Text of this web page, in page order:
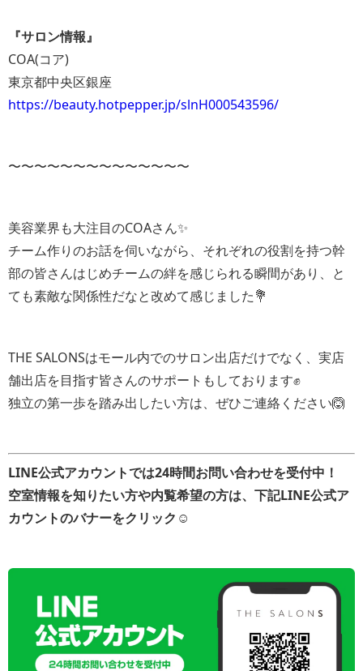
『サロン情報』
COA(コア)
東京都中央区銀座
https://beauty.hotpepper.jp/slnH000543596/
〜〜〜〜〜〜〜〜〜〜〜〜〜〜
美容業界も大注目のCOAさん✨️
チーム作りのお話を伺いながら、それぞれの役割を持つ幹
部の皆さんはじめチームの絆を感じられる瞬間があり、と
ても素敵な関係性だなと改めて感じました💐
THE SALONSはモール内でのサロン出店だけでなく、実店
舗出店を目指す皆さんのサポートもしております✊️
独立の第一歩を踏み出したい方は、ぜひご連絡ください🙆
LINE公式アカウントでは24時間お問い合わせを受付中！
空室情報を知りたい方や内覧希望の方は、下記LINE公式ア
カウントのバナーをクリック ☺